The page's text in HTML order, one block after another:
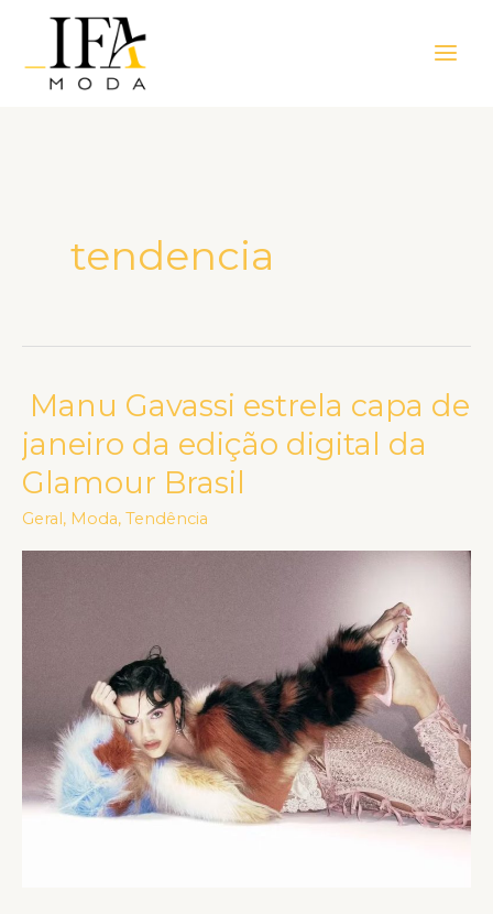
Menu
tendencia
Manu Gavassi estrela capa de
janeiro da edição digital da
Glamour Brasil
Geral , Moda, Tendência
Manu
Gavassi
estrela
capa
de
janeiro
Glamour
Brasil